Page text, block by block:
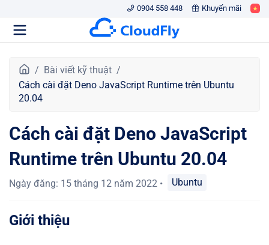
0904 558 448 Khuyến mãi
r
a
c
ủ
Bài viết kỹ thuật
Cách cài đặt Deno JavaScript Runtime trên Ubuntu
20.04
Cách cài đặt Deno JavaScript
Runtime trên Ubuntu 20.04
Ngày đăng: 15 tháng 12 năm 2022 • Ubuntu
Giới thiệu